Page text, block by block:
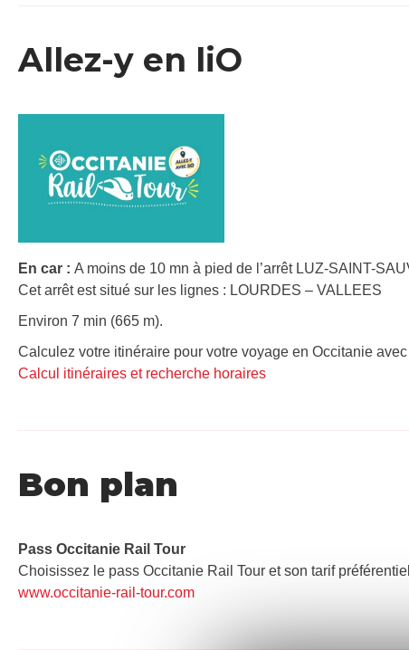
Allez-y en liO
En car : A moins de 10 mn à pied de l’arrêt LUZ-SAINT-
Cet arrêt est situé sur les lignes : LOURDES – VALLEES
Environ 7 min (665 m).
Calculez votre itinéraire pour votre voyage en Occitanie
Calcul itinéraires et recherche horaires
Bon plan
Pass Occitanie Rail Tour​
Choisissez le pass Occitanie Rail Tour et son tarif
www.occitanie-rail-tour.com